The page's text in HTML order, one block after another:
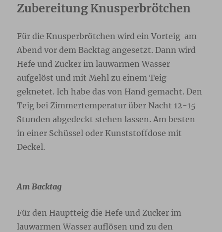
Zubereitung Knusperbrötchen
Für die Knusperbrötchen wird ein Vorteig am
Abend vor dem Backtag angesetzt. Dann wird
Hefe und Zucker im lauwarmen Wasser
aufgelöst und mit Mehl zu einem Teig
geknetet. Ich habe das von Hand gemacht. Den
Teig bei Zimmertemperatur über Nacht 12-15
Stunden abgedeckt stehen lassen. Am besten
in einer Schüssel oder Kunststoffdose mit
Deckel.
Am Backtag
Für den Hauptteig die Hefe und Zucker im
lauwarmen Wasser auflösen und zu den